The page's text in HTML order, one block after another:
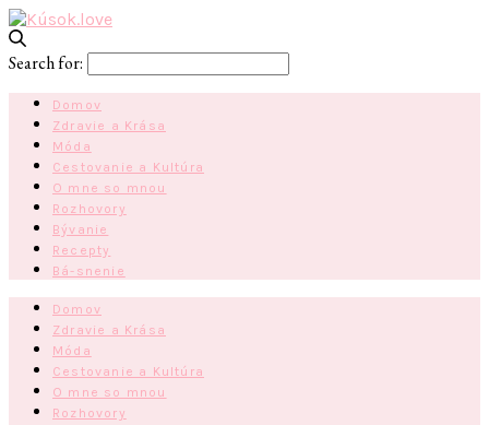
Search for:
Domov
Zdravie a Krása
Móda
Cestovanie a Kultúra
O mne so mnou
Rozhovory
Bývanie
Recepty
Bá-snenie
Domov
Zdravie a Krása
Móda
Cestovanie a Kultúra
O mne so mnou
Rozhovory